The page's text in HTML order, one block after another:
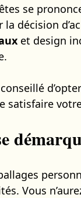
se
décision
et design
satisfaire
Vous